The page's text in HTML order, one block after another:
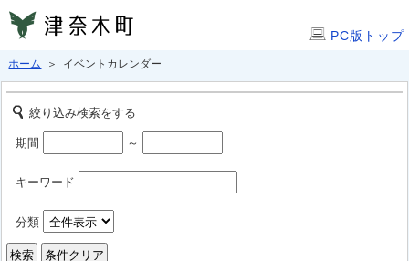
PC版トップ
ホーム ＞ イベントカレンダー
絞り込み検索をする
期間 ～
キーワード
分類